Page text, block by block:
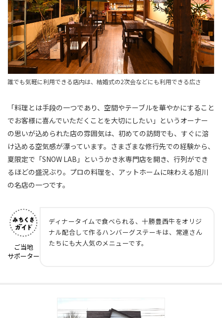
誰でも気軽に利用できる店内は、結婚式の2次会などにも利用できる広さ
「料理とは手段の一つであり、空間やテーブルを華やかにすること
でお客様に喜んでいただくことを大切にしたい」というオーナー
の思いが込められた店の雰囲気は、初めての訪問でも、すぐに溶
け込める空気感が漂っています。さまざまな修行先での経験から、
夏限定で「SNOW LAB」というかき氷専門店を開き、行列ができ
るほどの盛況ぶり。プロの料理を、アットホームに味わえる旭川
の名店の一つです。
ご当地
サポーター
ディナータイムで食べられる、十勝豊西牛をオリジ
ナル配合して作るハンバーグステーキは、常連さん
たちにも大人気のメニューです。